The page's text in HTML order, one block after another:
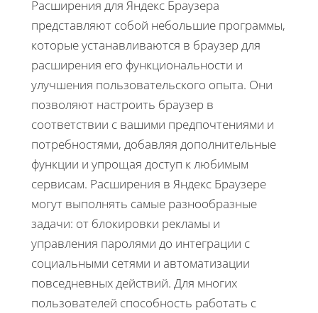
Расширения для Яндекс Браузера
представляют собой небольшие программы,
которые устанавливаются в браузер для
расширения его функциональности и
улучшения пользовательского опыта. Они
позволяют настроить браузер в
соответствии с вашими предпочтениями и
потребностями, добавляя дополнительные
функции и упрощая доступ к любимым
сервисам. Расширения в Яндекс Браузере
могут выполнять самые разнообразные
задачи: от блокировки рекламы и
управления паролями до интеграции с
социальными сетями и автоматизации
повседневных действий. Для многих
пользователей способность работать с